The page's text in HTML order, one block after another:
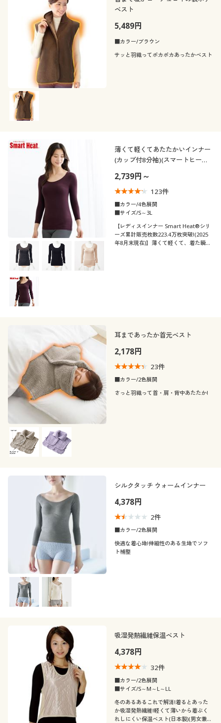
ベスト
5,489円
■カラー/ブラウン
サッと羽織ってポカポカあったかベスト
薄くて軽くてあたたかいインナー
(カップ付8分袖)(スマートヒート
2,739円～
123件
■カラー/4色展開
■サイズ/S～3L
【レディスインナー Smart Heat®シリ
ーズ累計販売枚数223.4万枚突破!(2025
年8月末現在)】薄くて軽くて、着た瞬間
耳まであったか首元ベスト
2,178円
23件
■カラー/2色展開
さっと羽織って首・肩・背中あたたか!
シルクタッチ ウォームインナー
4,378円
2件
■カラー/2色展開
快適な着心地!伸縮性のある生地でソフ
ト補整
吸湿発熱繊維保温ベスト
4,378円
32件
■カラー/2色展開
■サイズ/S～M～L～LL
冬のあるあるこれで解消!着るとあった
か吸湿発熱繊維!軽くて薄いから着ぶく
れしにくい保温ベスト(日本製)(男女兼